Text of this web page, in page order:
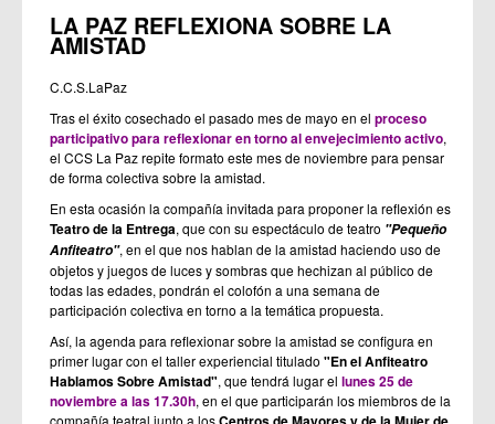
LA PAZ REFLEXIONA SOBRE LA
AMISTAD
C.C.S.LaPaz
Tras el éxito cosechado el pasado mes de mayo en el proceso
participativo para reflexionar en torno al envejecimiento activo,
el CCS La Paz repite formato este mes de noviembre para pensar
de forma colectiva sobre la amistad.
En esta ocasión la compañía invitada para proponer la reflexión es
Teatro de la Entrega, que con su espectáculo de teatro "Pequeño
Anfiteatro", en el que nos hablan de la amistad haciendo uso de
objetos y juegos de luces y sombras que hechizan al público de
todas las edades, pondrán el colofón a una semana de
participación colectiva en torno a la temática propuesta.
Así, la agenda para reflexionar sobre la amistad se configura en
primer lugar con el taller experiencial titulado "En el Anfiteatro
Hablamos Sobre Amistad", que tendrá lugar el lunes 25 de
noviembre a las 17.30h, en el que participarán los miembros de la